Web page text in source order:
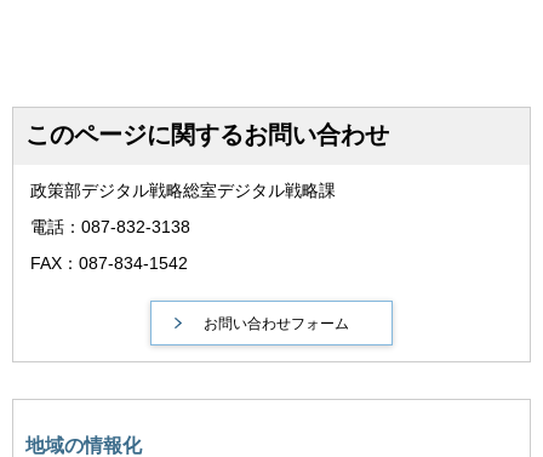
このページに関するお問い合わせ
政策部デジタル戦略総室デジタル戦略課
電話：087-832-3138
FAX：087-834-1542
地域の情報化